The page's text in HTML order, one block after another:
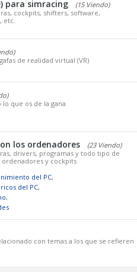
para simracing
(15 Viendo)
cockpits, shifters, software,
etc.
de realidad virtual (VR)
que os de la gana
los ordenadores
(23 Viendo)
drivers, programas y todo tipo de
y cockpits
del PC,
del PC,
,
con temas a los que se refieren